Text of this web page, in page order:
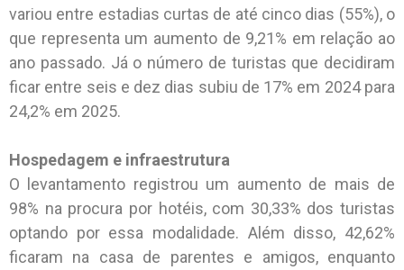
variou entre estadias curtas de até cinco dias (55%), o
que representa um aumento de 9,21% em relação ao
ano passado. Já o número de turistas que decidiram
ficar entre seis e dez dias subiu de 17% em 2024 para
24,2% em 2025.
Hospedagem e infraestrutura
O levantamento registrou um aumento de mais de
98% na procura por hotéis, com 30,33% dos turistas
optando por essa modalidade. Além disso, 42,62%
ficaram na casa de parentes e amigos, enquanto